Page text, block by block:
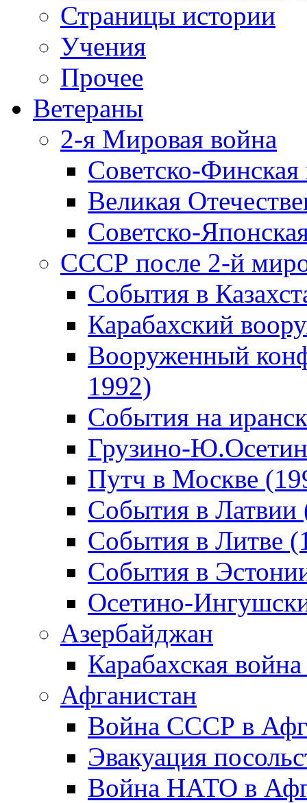
Страницы истории
Учения
Прочее
Ветераны
2-я Мировая война
Советско-
Великая
Советско-
СССР после 2-й
События в
Карабахский
Вооруженный
1992)
События на
Грузино-
Путч в Москве
События в Латвии
События в Литве
События в
Осетино-
Азербайджан
Карабахская
Афганистан
Война СССР в
Эвакуация
Война НАТО в